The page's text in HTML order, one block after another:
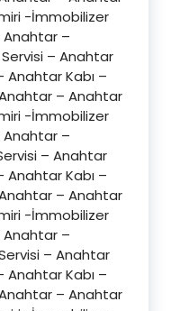
-İmmobilizer
Anahtar –
– Anahtar
Anahtar Kabı –
– Anahtar
-İmmobilizer
Anahtar –
– Anahtar
Anahtar Kabı –
– Anahtar
-İmmobilizer
Anahtar –
– Anahtar
Anahtar Kabı –
– Anahtar